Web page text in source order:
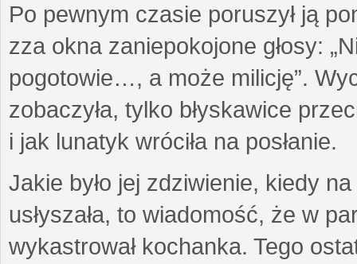
Po pewnym czasie poruszył ją
zza okna zaniepokojone głosy:
pogotowie…, a może milicję”.
zobaczyła, tylko błyskawice
i jak lunatyk wróciła na posłanie.
Jakie było jej zdziwienie, kiedy
usłyszała, to wiadomość, że w
wykastrował kochanka. Tego